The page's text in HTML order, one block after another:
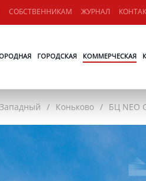
СОБСТВЕННИКАМ ЖУРНАЛ
ГОРОДСКАЯ КОММЕРЧЕСКАЯ
Коньково БЦ NEO